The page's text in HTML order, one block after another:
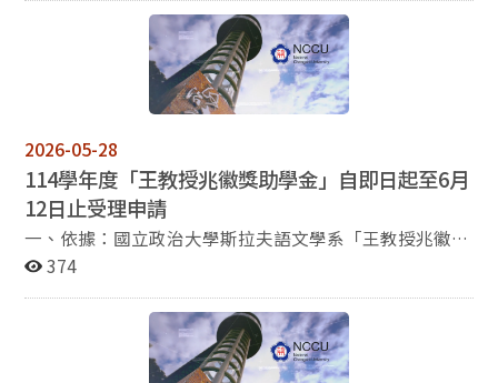
《中國人應當認識的英國-徐徐道來》、《猶太人與世
界》、《猶太人與金融世界》等書，並獲選2014年文化
部中小學生優良課外讀物推薦圖書。現為平洋亞洲企業集
團總裁，旗下擁有多家公司，事業版圖遍及歐亞美。目前
也是牛津大學聖約翰學院開發局董事之一。 徐永泰博士為
社會，特捐助設置本獎學金，以啟迪後進，作育英才，冀
望受獎者藉此進修機會開拓視野、激發創意，為將來就業
或創業奠基，並期許受獎者勿忘學習俄語之初衷。 本系特
地請徐永泰學長錄製一段影片，說明設立本獎學金之緣
由，請有意申請者先行觀看。 影片連結：請按此。 斯拉
依據國立政治大學斯拉夫語文學系「徐永泰博士獎學金申
請辦法」辦理。 二、申請資格： 斯拉夫語文學系畢業
2026-05-28
114學年度「王教授兆徽獎助學金」自即日起至6月
12日止受理申請
一、依據：國立政治大學斯拉夫語文學系「王教授兆徽獎
助學金申請辦法」辦理。 二、申請資格：斯拉夫語文學系
名，每名新台幣5000元； 四、申請時間：自2026年5月
28日至2026年6月12日截止，申請文件請交至斯拉夫語文
374